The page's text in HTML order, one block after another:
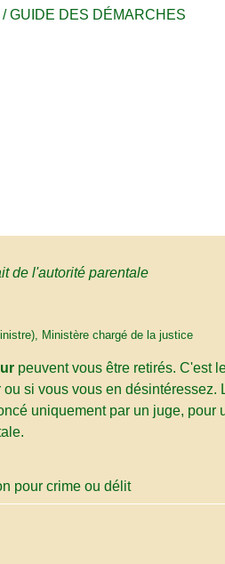
/GUIDE DES DÉMARCHES
de l'autorité parentale
Ministère chargé de la justice
peuvent vous être retirés. C'est
si vous vous en désintéressez.
uniquement par un juge, pour
pour crime ou délit